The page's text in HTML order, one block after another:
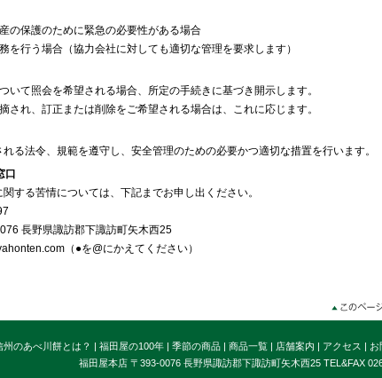
の保護のために緊急の必要性がある場合
を行う場合（協力会社に対しても適切な管理を要求します）
いて照会を希望される場合、所定の手続きに基づき開示します。
され、訂正または削除をご希望される場合は、これに応じます。
る法令、規範を遵守し、安全管理のための必要かつ適切な措置を行います。
口
する苦情については、下記までお申し出ください。
長野県諏訪郡下諏訪町矢木西25
（●を@にかえてください）
州のあべ川餅とは？ | 福田屋の100年 | 季節の商品 | 商品一覧 | 店舗案内 | アクセス | お
福田屋本店 〒393-0076 長野県諏訪郡下諏訪町矢木西25 TEL&FAX